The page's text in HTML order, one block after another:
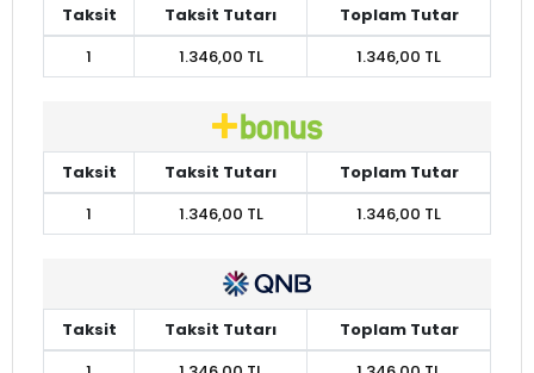
Taksit Taksit Tutarı
Toplam Tutar
1
1.346,00 TL 1.346,00 TL
Taksit Taksit Tutarı
Toplam Tutar
1
1.346,00 TL 1.346,00 TL
Taksit Taksit Tutarı
Toplam Tutar